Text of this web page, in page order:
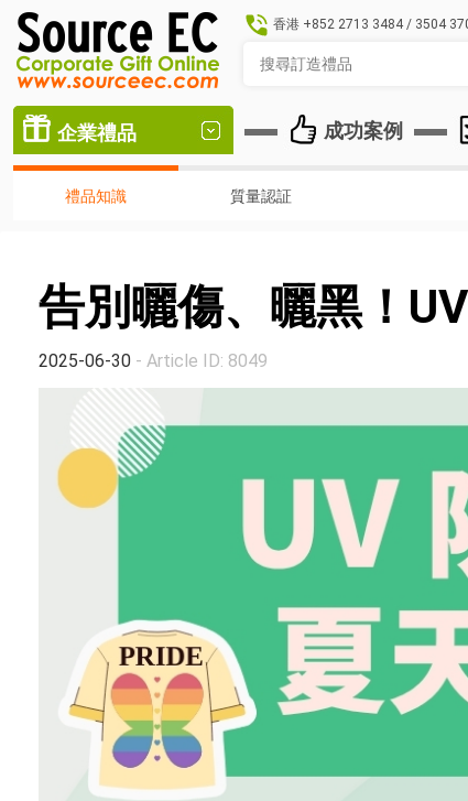
香港 +852 2713 3484 / 3504
企業禮品 成功案例
禮品知識 質量認証
告別曬傷、曬黑！
2025-06-30 - Article ID: 8049